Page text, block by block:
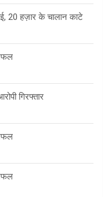
20 हज़ार के चालान काटे
गिरफ्तार